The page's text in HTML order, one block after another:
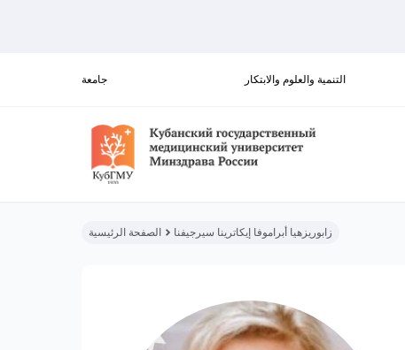
جامعة التنمية والعلوم والابتكار
الصفحة الرئيسية زابوريزهيا أبراموفا إيكاترينا سيرجيفنا